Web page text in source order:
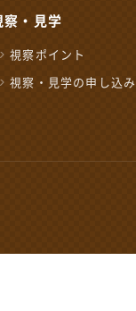
察・見学
視察ポイント
視察・見学の申し込み
ります